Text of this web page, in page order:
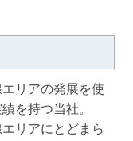
リアの発展を使
を持つ当社。
リアにとどまら